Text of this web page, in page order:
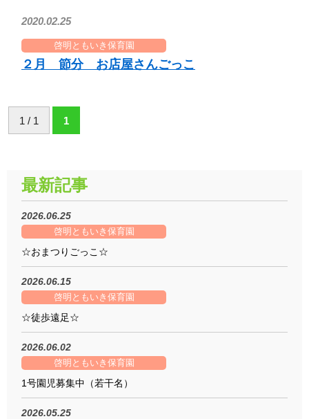
2020.02.25
啓明ともいき保育園
２月 節分 お店屋さんごっこ
1 / 1 1
最新記事
2026.06.25
啓明ともいき保育園
☆おまつりごっこ☆
2026.06.15
啓明ともいき保育園
☆徒歩遠足☆
2026.06.02
啓明ともいき保育園
1号園児募集中（若干名）
2026.05.25